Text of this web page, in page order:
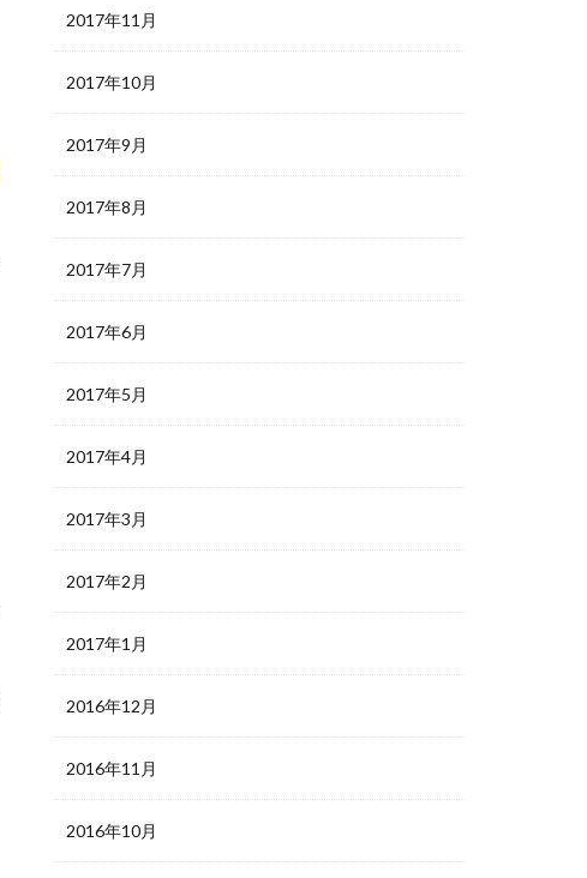
2017年11月
2017年10月
2017年9月
2017年8月
2017年7月
2017年6月
2017年5月
2017年4月
2017年3月
2017年2月
2017年1月
2016年12月
2016年11月
2016年10月